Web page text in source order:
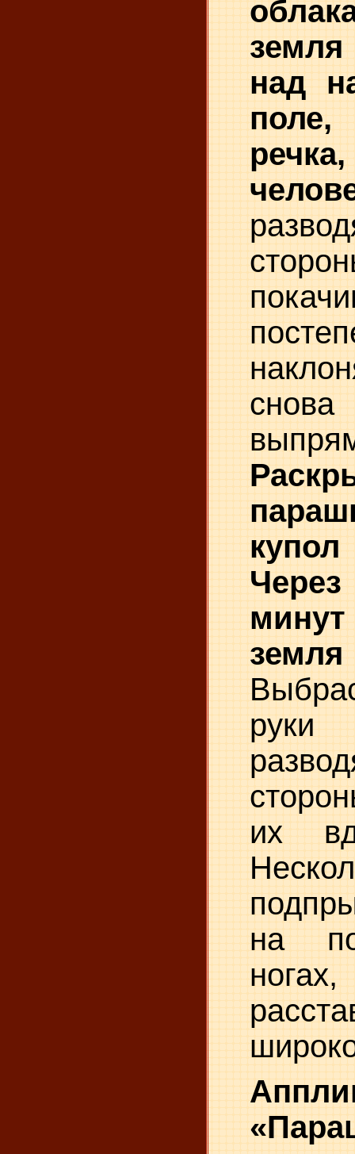
над
снова
купол
Через
земля
их
на